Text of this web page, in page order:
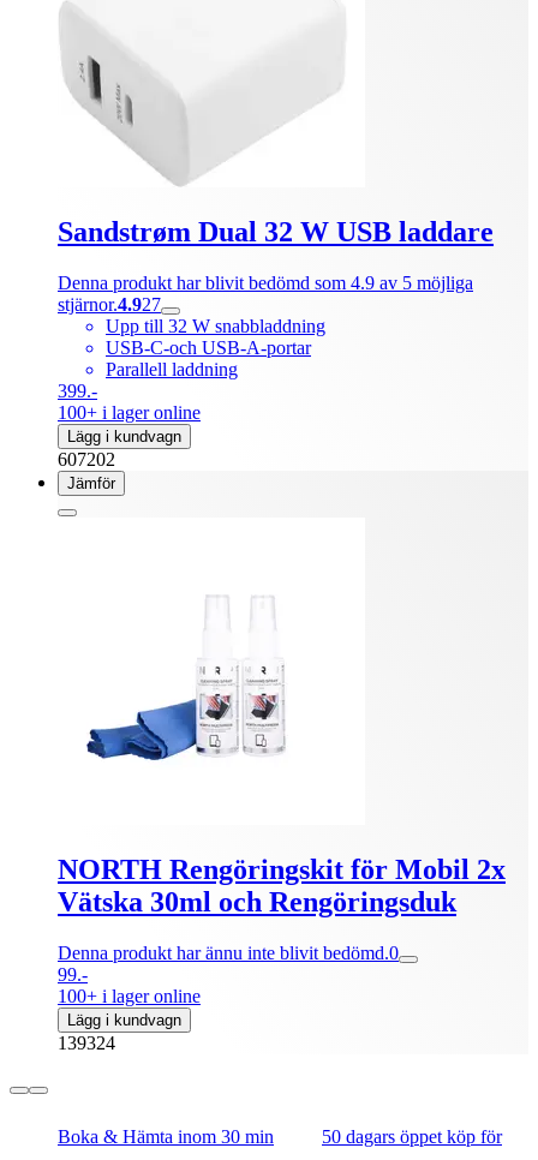
Sandstrøm Dual 32 W USB laddare
Denna produkt har blivit bedömd som 4.9 av 5 möjliga
stjärnor.4.927
Upp till 32 W snabbladdning
USB-C-och USB-A-portar
Parallell laddning
399.-
100+ i lager online
Lägg i kundvagn
607202
Jämför
NORTH Rengöringskit för Mobil 2x
Vätska 30ml och Rengöringsduk
Denna produkt har ännu inte blivit bedömd.0
99.-
100+ i lager online
Lägg i kundvagn
139324
Boka & Hämta inom 30 min 50 dagars öppet köp för